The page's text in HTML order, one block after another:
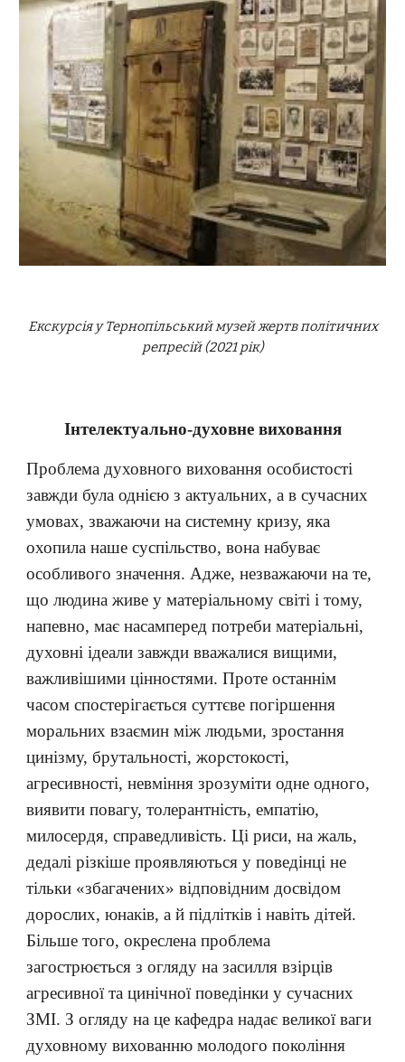
Екскурсія у Тернопільський музей жертв політичних
репресій (2021 рік)
Інтелектуально-духовне виховання
Проблема духовного виховання особистості
завжди була однією з актуальних, а в сучасних
умовах, зважаючи на системну кризу, яка
охопила наше суспільство, вона набуває
особливого значення. Адже, незважаючи на те,
що людина живе у матеріальному світі і тому,
напевно, має насамперед потреби матеріальні,
духовні ідеали завжди вважалися вищими,
важливішими цінностями. Проте останнім
часом спостерігається суттєве погіршення
моральних взаємин між людьми, зростання
цинізму, брутальності, жорстокості,
агресивності, невміння зрозуміти одне одного,
виявити повагу, толерантність, емпатію,
милосердя, справедливість. Ці риси, на жаль,
дедалі різкіше проявляються у поведінці не
тільки «збагачених» відповідним досвідом
дорослих, юнаків, а й підлітків і навіть дітей.
Більше того, окреслена проблема
загострюється з огляду на засилля взірців
агресивної та цинічної поведінки у сучасних
ЗМІ. З огляду на це кафедра надає великої ваги
духовному вихованню молодого покоління